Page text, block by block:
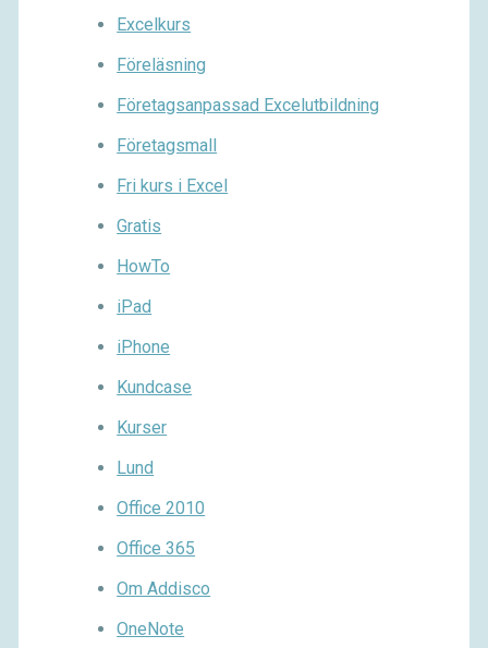
Excelkurs
Föreläsning
Företagsanpassad Excelutbildning
Företagsmall
Fri kurs i Excel
Gratis
HowTo
iPad
iPhone
Kundcase
Kurser
Lund
Office 2010
Office 365
Om Addisco
OneNote